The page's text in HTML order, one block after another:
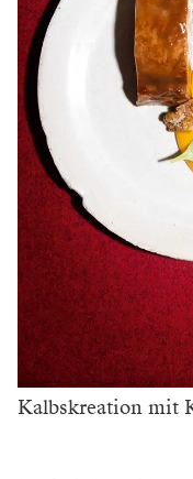
leicht und
will – zufrieden,
aber nicht
hat an diesem Ort
entsprechender
kredenzt und
Abendmenü: Nur
aufgetragenen
mit allen kleinen
Art, wie sie an
selbstverständlich